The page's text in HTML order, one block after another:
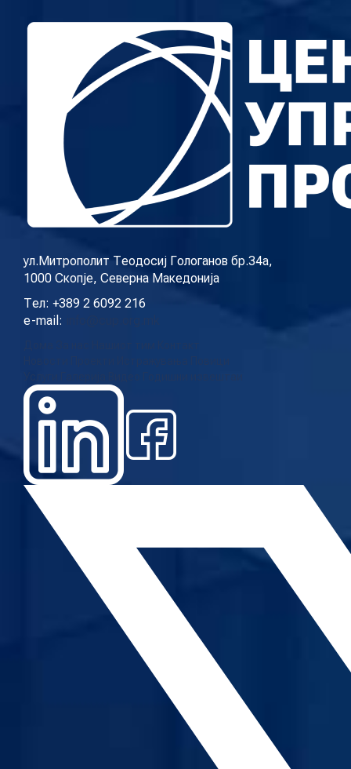
ул.Митрополит Теодосиј Гологанов бр.34а,
1000 Скопје, Северна Македонија
Тел: +389 2 6092 216
e-mail: